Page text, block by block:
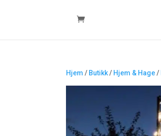
Hjem / Butikk/ Hjem & Hage/